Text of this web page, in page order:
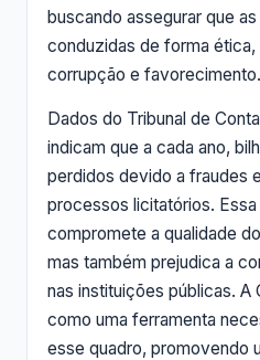
buscando assegurar que
conduzidas de forma
corrupção e favorecimento.
Dados do Tribunal de
indicam que a cada ano,
perdidos devido a fraudes
processos licitatórios.
compromete a qualidade
mas também prejudica a
nas instituições públicas. A
como uma ferramenta
esse quadro, promovendo